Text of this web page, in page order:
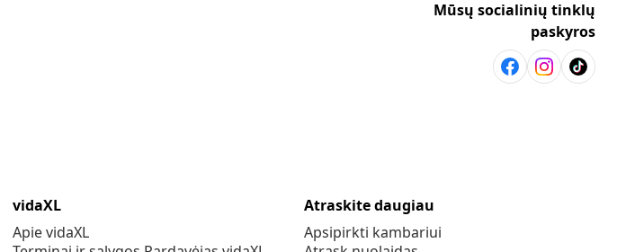
Mūsų socialinių tinklų
paskyros
vidaXL
Apie vidaXL
Atraskite daugiau
Apsipirkti kambariui